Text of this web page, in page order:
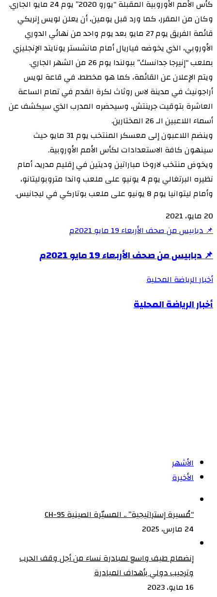
كأس الأمم الأوروبية المقبلة “يورو 2020” يوم 24 مايو الجاري.
وكان من المقرر، كما ورد قبل يومين، أن يعلن لويس إنريكي
قائمة الفريق يوم 27 مايو بعد يوم واحد من نهائي الدوري
الأوروبي، الذي يخوضه فياريال أمام مانشستر يونايتد الإنجليزي
بملعب “إنيرجا جدانسك” ببولندا يوم 26 من الشهر الجاري.
ويتم الإعلان عن القائمة، كما هو مخطط، في قاعة لويس
أراجونيث في مدينة لاس روثاث لكرة القدم في تمام الساعة
العاشرة بتوقيت جرينتش، وسيحضره المدرب الذي سيكشف عن
أسماء اللاعبين الـ 26 المختارين.
وينضم اللاعبون إلى معسكر المنتخب يوم 31 مايو حيث
سينهون كافة الاستعدادات لكأس الأمم الأوروبية.
ويخوض منتخب لاروخا مباراتين وديتين في إقليم مدريد، أمام
نظيره البرتغالي يوم 4 يونيو على ملعب واندا متروبوليتانو،
وأمام ليتوانيا يوم 8 يونيو على ملعب بوتاركي في ليجانيس.
20 مايو، 2021
📌 دبابيس من صحف الأربعاء 19 مايو 2021م
📌 دبابيس من صحف الأربعاء 19 مايو 2021م
أخبار الرياضة المحلية
أخبار الرياضة المحلية
الأشهر
الأخيرة
“مُسيرة إستراتيجية” .. المسيّرة الصينية CH-95
24 مارس، 2025
إنضمام طيف واسع لمبادرة نساء من أجل وقف الحرب
وترحيب دولي بأهداف المبادرة
16 مايو، 2023